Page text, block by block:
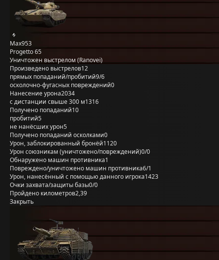
Max953
Progetto 65
Уничтожен выстрелом (Ranovei)
Произведено выстрелов12
прямых попаданий/пробитий9/6
осколочно-фугасных повреждений0
Нанесение урона2034
с дистанции свыше 300 м1316
Получено попаданий10
пробитий5
не нанёсших урон5
Получено попаданий осколками0
Урон, заблокированный бронёй1120
Урон союзникам (уничтожено/повреждений)0/0
Обнаружено машин противника1
Повреждено/уничтожено машин противника6/1
Урон, нанесённый с помощью данного игрока1423
Очки захвата/защиты базы0/0
Пройдено километров2,39
Закрыть